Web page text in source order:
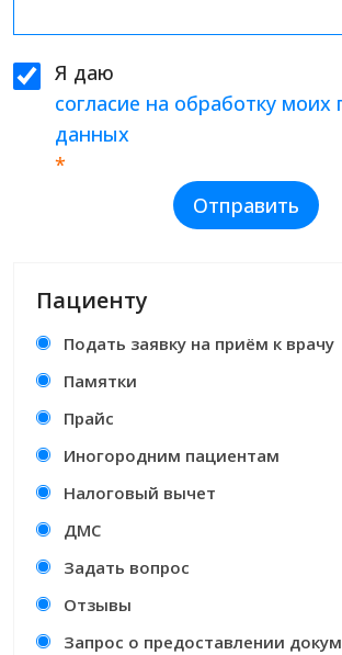
Я даю
согласие на обработку
данных
*
Отправить
Пациенту
Подать заявку на приём к врачу
Памятки
Прайс
Иногородним пациентам
Налоговый вычет
ДМС
Задать вопрос
Отзывы
Запрос о предоставлении